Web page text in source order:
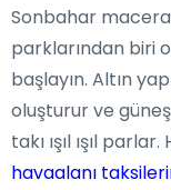
Sonbahar
parklarından biri
başlayın. Altın
oluşturur ve
takı ışıl ışıl
havaalanı